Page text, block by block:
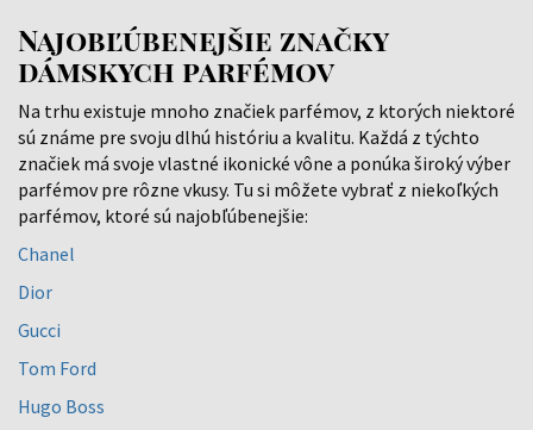
Najobľúbenejšie značky
dámskych parfémov
Na trhu existuje mnoho značiek parfémov, z ktorých niektoré
sú známe pre svoju dlhú históriu a kvalitu. Každá z týchto
značiek má svoje vlastné ikonické vône a ponúka široký výber
parfémov pre rôzne vkusy. Tu si môžete vybrať z niekoľkých
parfémov, ktoré sú najobľúbenejšie:
Chanel
Dior
Gucci
Tom Ford
Hugo Boss